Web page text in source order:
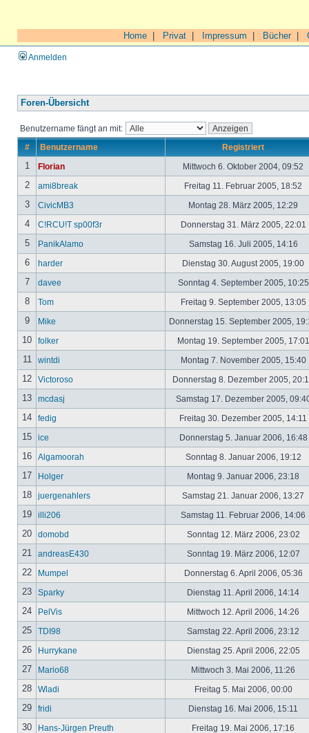
Home Privat Impressum Bücher|
Anmelden
Foren-Übersicht
Benutzername fängt an mit:
# Benutzername Registriert
1 Florian Mittwoch 6. Oktober 2004, 09:52
2 ami8break Freitag 11. Februar 2005, 18:52
3 CivicMB3 Montag 28. März 2005, 12:29
4 C!RCU!T sp00f3r Donnerstag 31. März 2005, 22:01
5 PanikAlamo Samstag 16. Juli 2005, 14:16
6 harder Dienstag 30. August 2005, 19:00
7 davee Sonntag 4. September 2005,
8 Tom Freitag 9. September 2005, 13:05
9 Mike Donnerstag 15. September 2005,
10 folker Montag 19. September 2005,
11 wintdi Montag 7. November 2005, 15:40
12 Victoroso Donnerstag 8. Dezember 2005,
13 mcdasj Samstag 17. Dezember 2005,
14 fedig Freitag 30. Dezember 2005, 14:11
15 ice Donnerstag 5. Januar 2006, 16:48
16 Algamoorah Sonntag 8. Januar 2006, 19:12
17 Holger Montag 9. Januar 2006, 23:18
18 juergenahlers Samstag 21. Januar 2006, 13:27
19 illi206 Samstag 11. Februar 2006, 14:06
20 domobd Sonntag 12. März 2006, 23:02
21 andreasE430 Sonntag 19. März 2006, 12:07
22 Mumpel Donnerstag 6. April 2006, 05:36
23 Sparky Dienstag 11. April 2006, 14:14
24 PelVis Mittwoch 12. April 2006, 14:26
25 TDI98 Samstag 22. April 2006, 23:12
26 Hurrykane Dienstag 25. April 2006, 22:05
27 Mario68 Mittwoch 3. Mai 2006, 11:26
28 Wladi Freitag 5. Mai 2006, 00:00
29 fridi Dienstag 16. Mai 2006, 15:11
30 Hans-Jürgen Preuth Freitag 19. Mai 2006, 17:16